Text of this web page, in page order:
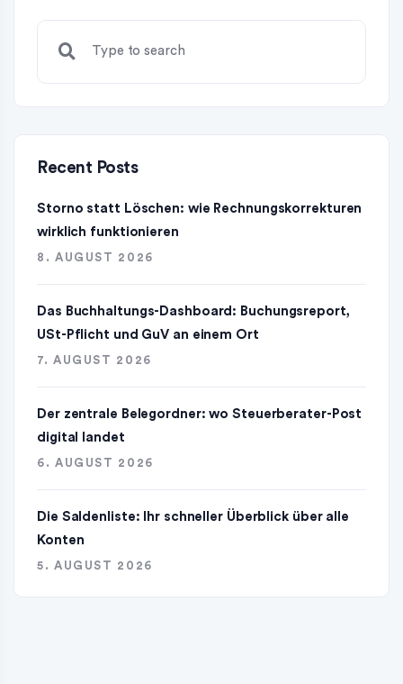
Recent Posts
Storno statt Löschen: wie Rechnungskorrekturen
wirklich funktionieren
8. AUGUST 2026
Das Buchhaltungs-Dashboard: Buchungsreport,
USt-Pflicht und GuV an einem Ort
7. AUGUST 2026
Der zentrale Belegordner: wo Steuerberater-Post
digital landet
6. AUGUST 2026
Die Saldenliste: Ihr schneller Überblick über alle
Konten
5. AUGUST 2026